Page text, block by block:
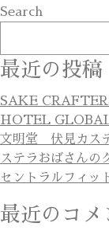
Search
最近の投稿
SAKE
HOTEL
文明堂 伏見カス
ステラおばさん
セントラルフィッ
最近のコメ